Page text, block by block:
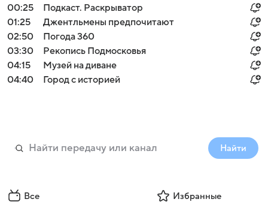
00:25
Подкаст. Раскрыватор
01:25
Джентльмены предпочитают
02:50
Погода 360
03:30
Рекопись Подмосковья
04:15
Музей на диване
04:40
Город с историей
Найти
Все Избранные